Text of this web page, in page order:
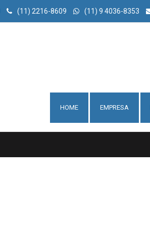
(11) 2216-8609 (11) 9 4036-8353
HOME EMPRESA